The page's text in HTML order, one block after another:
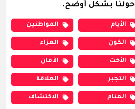
حولنا بشكل أوضح.
الأيام المواطنين
الكون العزاء
الأخت الأمان
التجبر العلاقة
المنام الاكتشاف